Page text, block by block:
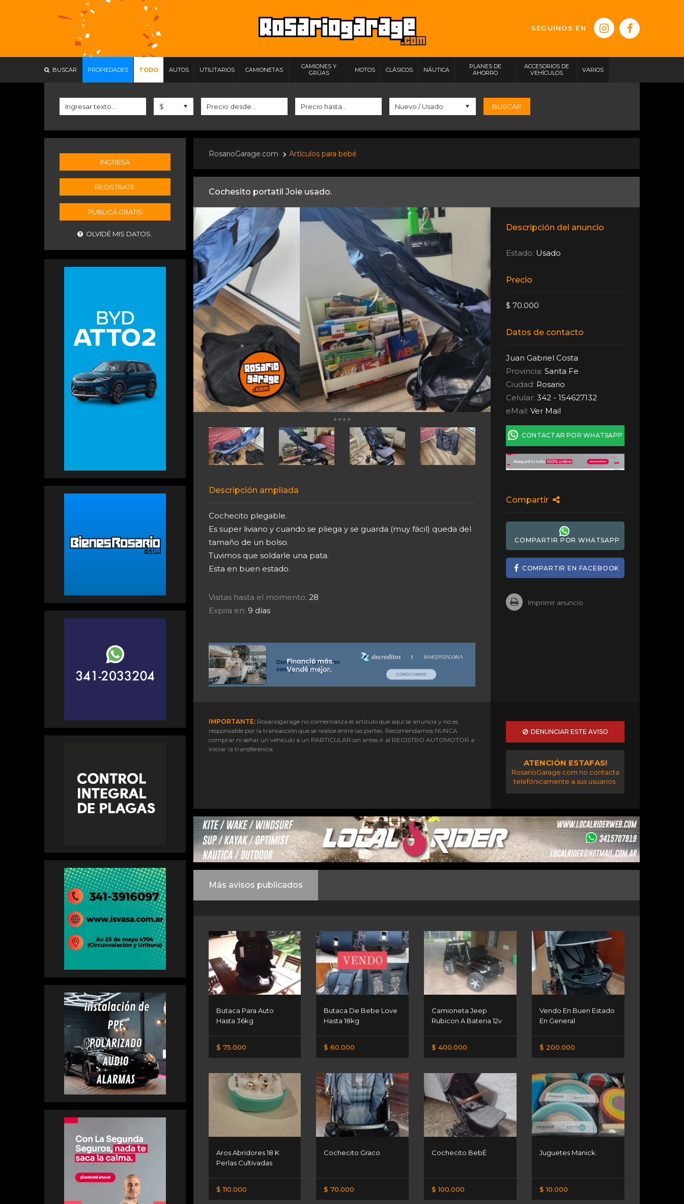
SEGUINOS EN
BUSCAR PROPIEDADES TODO AUTOS UTILITARIOS CAMIONETAS
CAMIONES Y
GRÚAS
MOTOS CLÁSICOS NÁUTICA
PLANES DE
AHORRO
ACCESORIOS DE
VEHÍCULOS
VARIOS
BUSCAR
INGRESÁ
REGISTRATE
PUBLICÁ GRATIS
OLVIDÉ MIS DATOS.
RosarioGarage.com Artículos para bebé
Cochesito portatil Joie usado.
Descripción ampliada
Cochecito plegable.
Es super liviano y cuando se pliega y se guarda (muy fácil) queda del
tamaño de un bolso.
Tuvimos que soldarle una pata.
Esta en buen estado.
Visitas hasta el momento: 28
Expira en: 9 días
Descripción del anuncio
Estado: Usado
Precio
$ 70.000
Datos de contacto
Juan Gabriel Costa
Provincia:Santa Fe
Ciudad: Rosario
Celular: 342 - 154627132
eMail:Ver Mail
CONTACTAR POR WHATSAPP
Compartir
COMPARTIR POR WHATSAPP
COMPARTIR EN FACEBOOK
Imprimir anuncio
IMPORTANTE:Rosariogarage no comercializa el artículo que aquí se anuncia y no es
responsable por la transacción que se realice entre las partes. Recomendamos NUNCA
comprar ni señar un vehículo a un PARTICULAR sin antes ir al REGISTRO AUTOMOTOR a
iniciar la transferencia.
DENUNCIAR ESTE AVISO
ATENCIÓN ESTAFAS!
RosarioGarage.com no contacta
telefónicamente a sus usuarios.
Más avisos publicados
Butaca Para Auto
Hasta 36kg
$ 75.000
Butaca De Bebe Love
Hasta 18kg
$ 60.000
Camioneta Jeep
Rubicon A Bateria 12v
$ 400.000
Vendo En Buen Estado
En General
$ 200.000
Aros Abridores 18 K
Perlas Cultivadas
$ 110.000
Cochecito Graco
$ 70.000
Cochecito BebÉ
$ 100.000
Juguetes Manick.
$ 10.000